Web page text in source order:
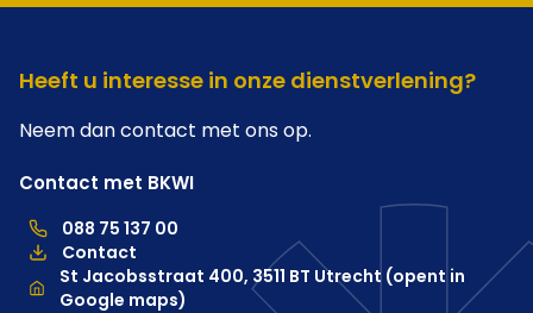
Heeft u interesse in onze dienstverlening?
Neem dan contact met ons op.
Contact met BKWI
088 75 137 00
088 75 137 00, telefoonnummer hoofdkantoor
Contact
Locatie
St Jacobsstraat 400, 3511 BT Utrecht (opent in
Google maps)